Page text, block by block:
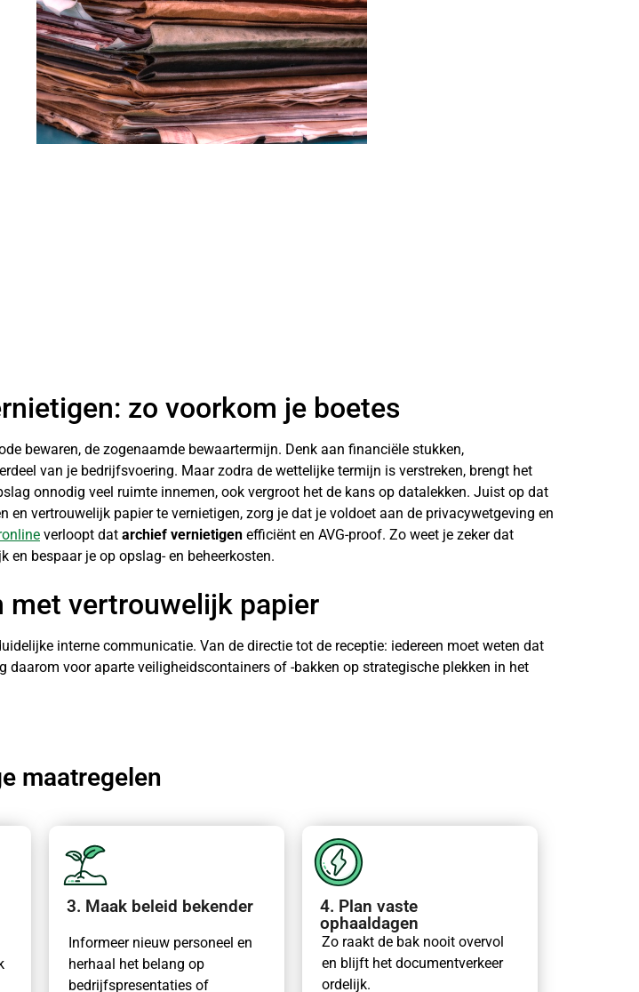
zo voorkom je boetes
bewaren, de zogenaamde bewaartermijn. Denk aan financiële stukken,
van je bedrijfsvoering. Maar zodra de wettelijke termijn is verstreken, brengt het
onnodig veel ruimte innemen, ook vergroot het de kans op datalekken. Juist op dat
en vertrouwelijk papier te vernietigen, zorg je dat je voldoet aan de privacywetgeving en
verloopt dat archief vernietigen efficiënt en AVG-proof. Zo weet je zeker dat
bespaar je op opslag- en beheerkosten.
met vertrouwelijk papier
interne communicatie. Van de directie tot de receptie: iedereen moet weten dat
daarom voor aparte veiligheidscontainers of -bakken op strategische plekken in het
maatregelen
3. Maak beleid bekender
Informeer nieuw personeel en
herhaal het belang op
bedrijfspresentaties of
4. Plan vaste
ophaaldagen
Zo raakt de bak nooit overvol
en blijft het documentverkeer
ordelijk.